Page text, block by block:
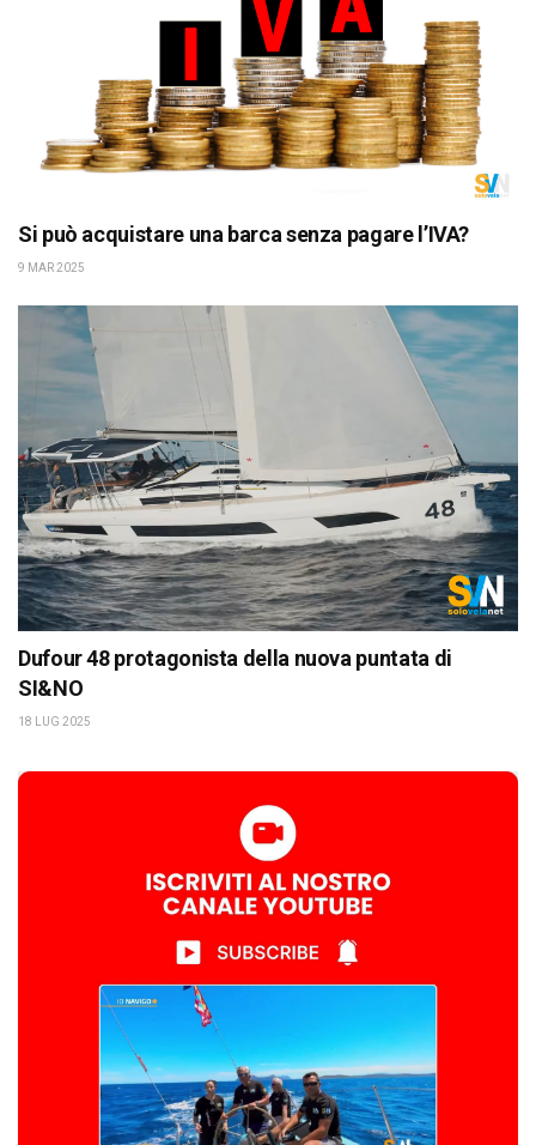
Si può acquistare una barca senza pagare l’IVA?
9 MAR 2025
Dufour 48 protagonista della nuova puntata di
SI&NO
18 LUG 2025